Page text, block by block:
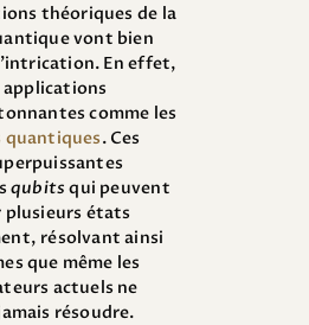
théoriques de la
vont bien
En effet,
applications
comme les
. Ces
qubits qui peuvent
plusieurs états
résolvant ainsi
que même les
actuels ne
résoudre.